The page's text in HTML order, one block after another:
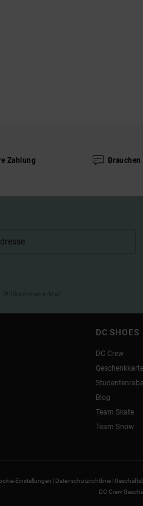
Zahlung Brauchen
Mail
DC SHOES
DC Crew
Geschenkkarte
Blog
Team Skate
Team Snow
Einstellungen | Datenschutzrichtlinie |
DC Crew